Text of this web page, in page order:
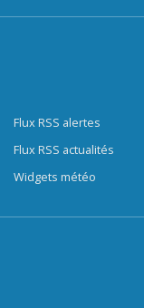
Flux RSS alertes
Flux RSS actualités
Widgets météo